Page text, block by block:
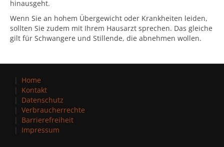
hinausgeht.
Wenn Sie an hohem Übergewicht oder Krankheiten leiden,
sollten Sie zudem mit Ihrem Hausarzt sprechen. Das gleiche
gilt für Schwangere und Stillende, die abnehmen wollen.
Home
Kontakt
Datenschutz
Verbraucherrechte
Barrierefreiheit
Impressum